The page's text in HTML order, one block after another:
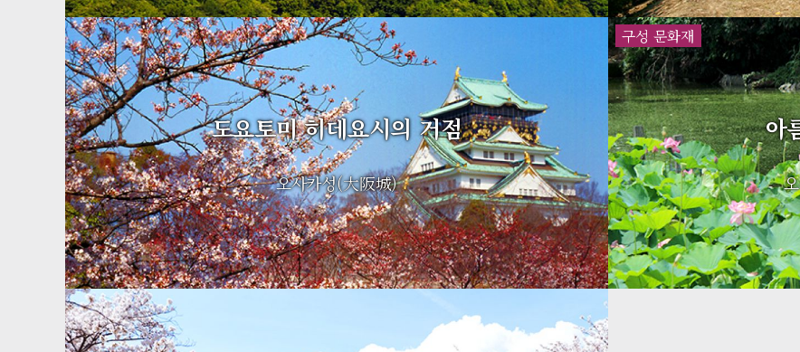
도요토미 히데요시의 거점
오사카성(大阪城)
구성 문화재
아